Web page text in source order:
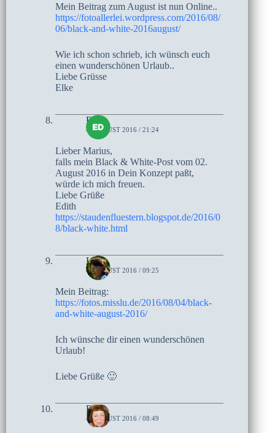
Mein Beitrag zum August ist nun Online..
https://fotoallerlei.wordpress.com/2016/08/
06/black-and-white-2016august/
Wie ich schon schrieb, ich wünsch euch
einen wunderschönen Urlaub..
Liebe Grüsse
Elke
Edith
4. AUGUST 2016 / 21:24
Lieber Marius,
falls mein Black & White-Post vom 02.
August 2016 in Dein Konzept paßt,
würde ich mich freuen.
Liebe Grüße
Edith
https://staudenfluestern.blogspot.de/2016/0
8/black-white.html
Lucie
4. AUGUST 2016 / 09:25
Mein Beitrag:
https://fotos.misslu.de/2016/08/04/black-
and-white-august-2016/
Ich wünsche dir einen wunderschönen
Urlaub!
Liebe Grüße 🙂
Elke
4. AUGUST 2016 / 08:49